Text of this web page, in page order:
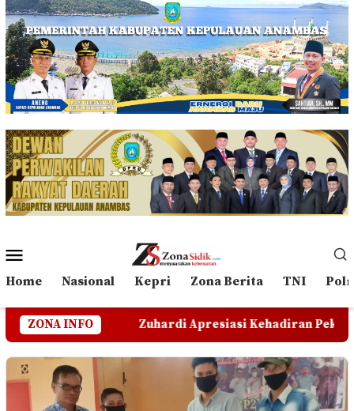
Loncat
ke
konten
Mobile
Home Nasional Kepri Zona Berita TNI
ZONA INFO
Zuhardi Apresiasi Kehadiran Pekerja PT CSA di